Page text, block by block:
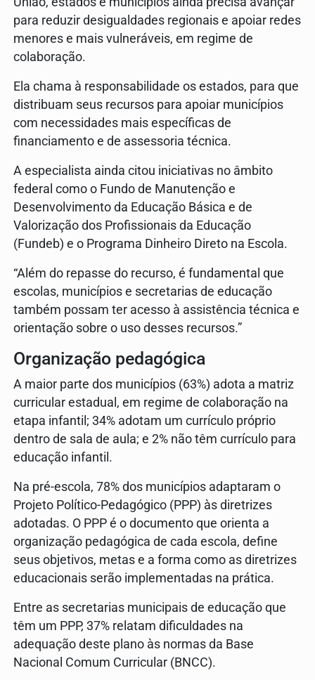
para reduzir desigualdades regionais e apoiar redes
menores e mais vulneráveis, em regime de
colaboração.
Ela chama à responsabilidade os estados, para que
distribuam seus recursos para apoiar municípios
com necessidades mais específicas de
financiamento e de assessoria técnica.
A especialista ainda citou iniciativas no âmbito
federal como o Fundo de Manutenção e
Desenvolvimento da Educação Básica e de
Valorização dos Profissionais da Educação
(Fundeb) e o Programa Dinheiro Direto na Escola.
“Além do repasse do recurso, é fundamental que
escolas, municípios e secretarias de educação
também possam ter acesso à assistência técnica e
orientação sobre o uso desses recursos.”
Organização pedagógica
A maior parte dos municípios (63%) adota a matriz
curricular estadual, em regime de colaboração na
etapa infantil; 34% adotam um currículo próprio
dentro de sala de aula; e 2% não têm currículo para
educação infantil.
Na pré-escola, 78% dos municípios adaptaram o
Projeto Político-Pedagógico (PPP) às diretrizes
adotadas. O PPP é o documento que orienta a
organização pedagógica de cada escola, define
seus objetivos, metas e a forma como as diretrizes
educacionais serão implementadas na prática.
Entre as secretarias municipais de educação que
têm um PPP, 37% relatam dificuldades na
adequação deste plano às normas da Base
Nacional Comum Curricular (BNCC).